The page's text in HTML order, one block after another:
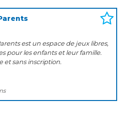
est un espace de jeux libres,
pour les enfants et leur famille.
et sans inscription.